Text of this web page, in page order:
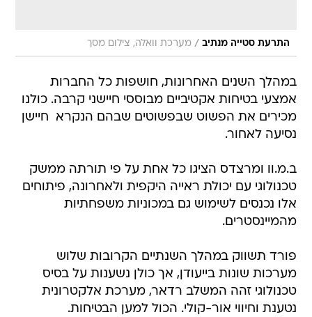
התרעת סטייה מנתיב / מערכת וואלה, צילום מסך
במהלך השנים האחרונות, חושפות כל החברות
אמצעי בטיחות אקטיביים מבוססי חיישני קרבה. כולנו
מכירים את הפשוט שבפשוטים שבהם הנקרא  חיישן
נסיעה לאחור.
ב.מ.וו ומרצדס הציגו כל אחת על פי תורתה ממשק
טכנולוגי עם יכולת ראייה היקפית ולאחרונה, פיתוחים
אלו נכנסים לשימוש גם במכוניות משפחתיות
מהמיינסטרים.
פורד תשווק במהלך השנתיים הקרובות שלוש
מערכות שונות בייעודן, אך כולן נשענות על בסיס
טכנולוגי זהה המשלב רדאר, מערכת אלקטרונית
נטענת וחיווי אור-קולי. הכול למען הבטיחות.